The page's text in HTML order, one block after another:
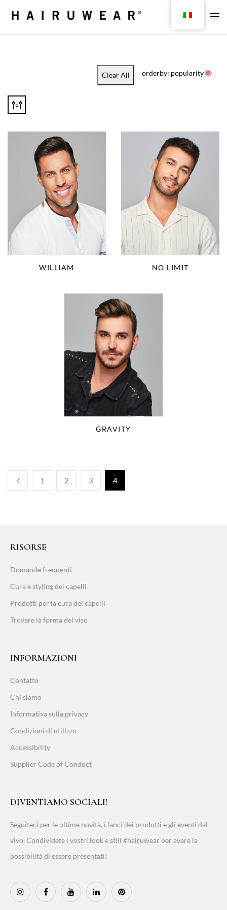
Clear All orderby: popularity
WILLIAM NO LIMIT
GRAVITY
1 2 3 4
RISORSE
Domande frequenti
Cura e styling dei capelli
Prodotti per la cura dei capelli
Trovare la forma del viso
INFORMAZIONI
Contatto
Chi siamo
Informativa sulla privacy
Condizioni di utilizzo
Accessibility
Supplier Code of Conduct
DIVENTIAMO SOCIALI!
Seguiteci per le ultime novità, i lanci dei prodotti e gli eventi dal
vivo. Condividete i vostri look e stili #hairuwear per avere la
possibilità di essere presentati!